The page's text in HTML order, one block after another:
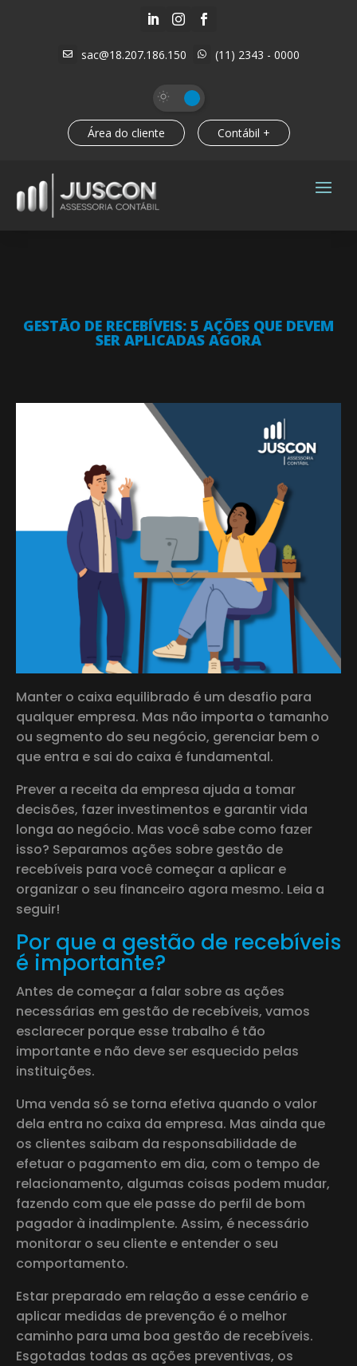
  
 sac@18.207.186.150  (11) 2343 - 0000
Área do cliente Contábil +
GESTÃO DE RECEBÍVEIS: 5 AÇÕES QUE DEVEM
SER APLICADAS AGORA
Manter o caixa equilibrado é um desafio para
qualquer empresa. Mas não importa o tamanho
ou segmento do seu negócio, gerenciar bem o
que entra e sai do caixa é fundamental.
Prever a receita da empresa ajuda a tomar
decisões, fazer investimentos e garantir vida
longa ao negócio. Mas você sabe como fazer
isso? Separamos ações sobre gestão de
recebíveis para você começar a aplicar e
organizar o seu financeiro agora mesmo. Leia a
seguir!
Por que a gestão de recebíveis
é importante?
Antes de começar a falar sobre as ações
necessárias em gestão de recebíveis, vamos
esclarecer porque esse trabalho é tão
importante e não deve ser esquecido pelas
instituições.
Uma venda só se torna efetiva quando o valor
dela entra no caixa da empresa. Mas ainda que
os clientes saibam da responsabilidade de
efetuar o pagamento em dia, com o tempo de
relacionamento, algumas coisas podem mudar,
fazendo com que ele passe do perfil de bom
pagador à inadimplente. Assim, é necessário
monitorar o seu cliente e entender o seu
comportamento.
Estar preparado em relação a esse cenário e
aplicar medidas de prevenção é o melhor
caminho para uma boa gestão de recebíveis.
Esgotadas todas as ações preventivas, os